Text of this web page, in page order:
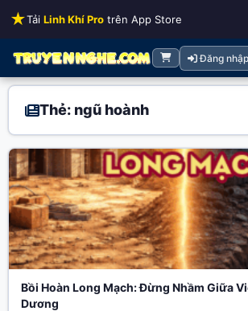
★Tải Linh Khí Pro trên App Store
Đăng nhập
Thẻ: ngũ hoành
Bồi Hoàn Long Mạch: Đừng Nhầm Giữa
Dương